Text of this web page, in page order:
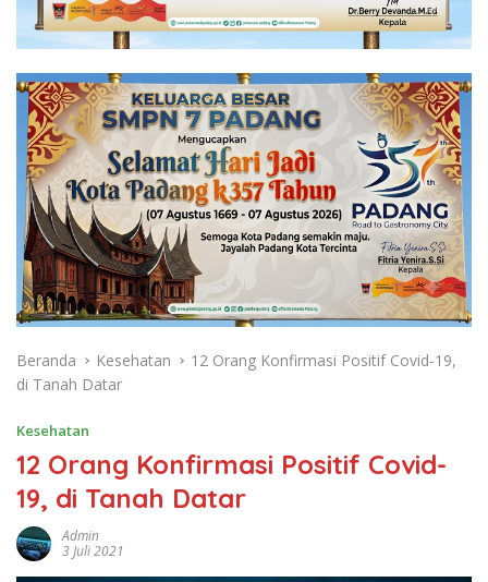
Beranda Kesehatan
12 Orang Konfirmasi Positif Covid-19,
di Tanah Datar
Kesehatan
12 Orang Konfirmasi Positif Covid-
19, di Tanah Datar
Admin
3 Juli 2021